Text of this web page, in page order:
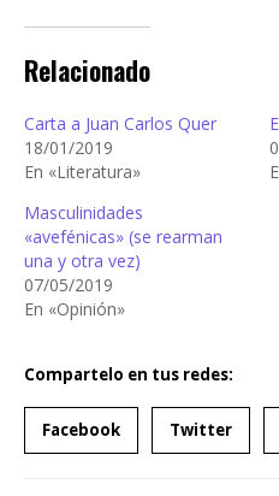
Relacionado
Carta a Juan Carlos Quer
18/01/2019
En «Literatura»
Masculinidades
«avefénicas» (se rearman
una y otra vez)
07/05/2019
En «Opinión»
Compartelo en tus redes:
Facebook Twitter